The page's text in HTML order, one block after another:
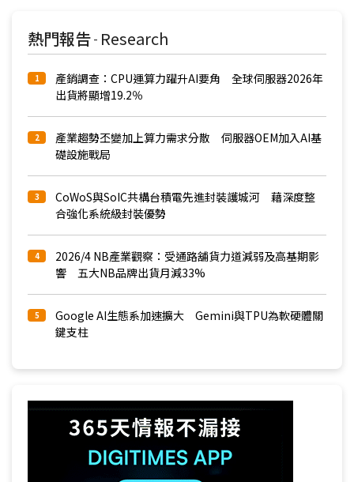
熱門報告 - Research
1
產銷調查：CPU運算力躍升AI要角 全球伺服器2026年
出貨將顯增19.2％
2
產業趨勢丕變加上算力需求分散 伺服器OEM加入AI基
礎設施戰局
3
CoWoS與SoIC共構台積電先進封裝護城河 藉深度整
合強化系統級封裝優勢
4
2026/4 NB產業觀察：受通路舖貨力道減弱及高基期影
響 五大NB品牌出貨月減33%
5
Google AI生態系加速擴大 Gemini與TPU為軟硬體關
鍵支柱